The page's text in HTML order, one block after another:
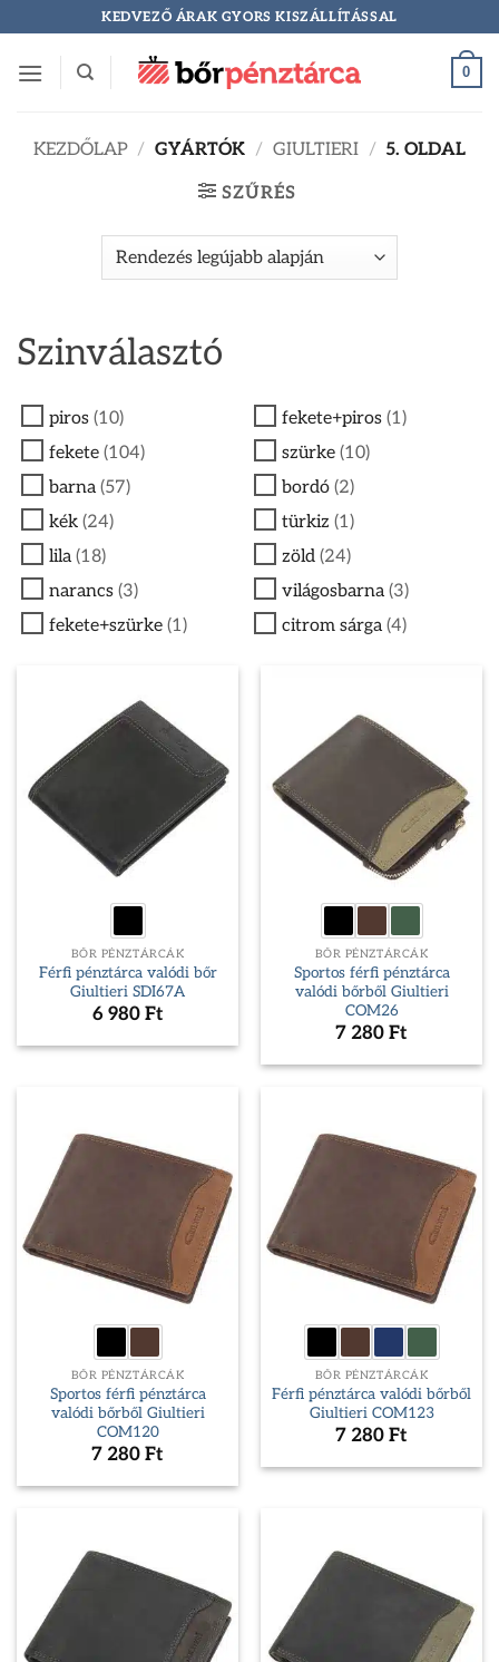
to
content
KEDVEZŐ ÁRAK GYORS KISZÁLLÍTÁSSAL
0
KEZDŐLAP / GYÁRTÓK / GIULTIERI / 5. OLDAL
SZŰRÉS
Szinválasztó
piros (10) fekete+piros (1)
fekete (104) szürke (10)
barna (57) bordó (2)
kék (24) türkiz (1)
lila (18) zöld (24)
narancs (3) világosbarna (3)
fekete+szürke (1) citrom sárga (4)
BŐR PÉNZTÁRCÁK
Férfi pénztárca valódi bőr
Giultieri SDI67A
6 980 Ft
BŐR PÉNZTÁRCÁK
Sportos férfi pénztárca
valódi bőrből Giultieri
COM26
7 280 Ft
BŐR PÉNZTÁRCÁK
Sportos férfi pénztárca
valódi bőrből Giultieri
COM120
7 280 Ft
BŐR PÉNZTÁRCÁK
Férfi pénztárca valódi bőrből
Giultieri COM123
7 280 Ft